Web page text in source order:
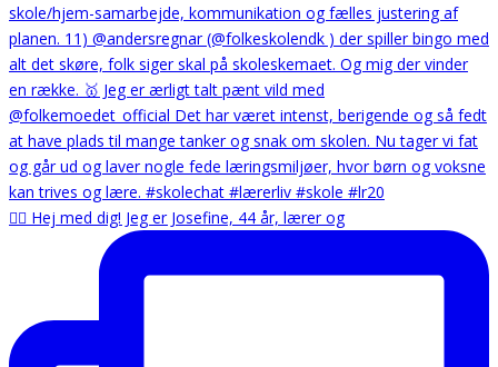
🙋‍♀️ Hej med dig! Jeg er Josefine, 44 år, lærer og